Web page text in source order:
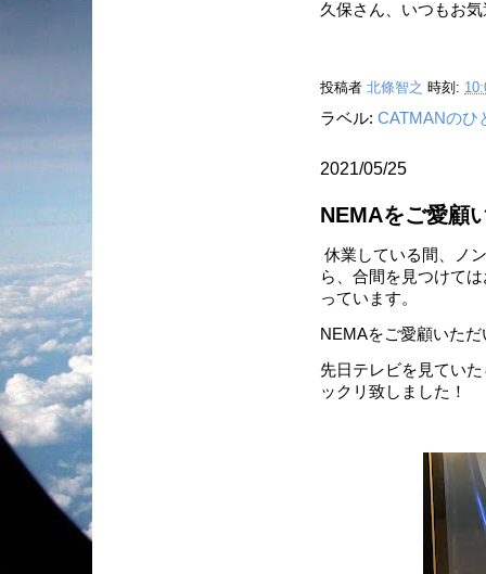
久保さん、いつもお
投稿者 北條智之 時刻:
ラベル: CATMANのひ
2021/05/25
NEMAをご愛顧
休業している間、ノ
ら、合間を見つけて
っています。
NEMAをご愛顧いた
先日テレビを見てい
ックリ致しました！